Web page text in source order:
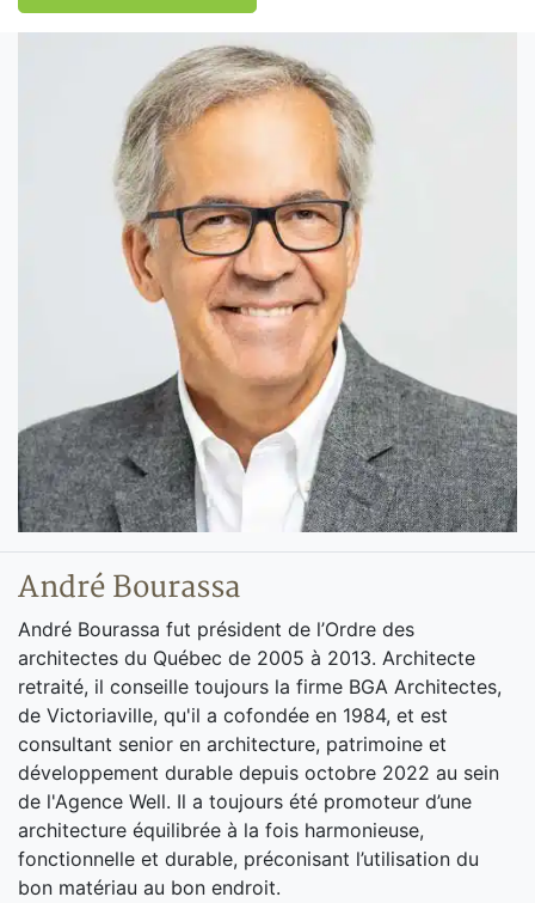
André Bourassa
André Bourassa fut président de l’Ordre des
architectes du Québec de 2005 à 2013. Architecte
retraité, il conseille toujours la firme BGA Architectes,
de Victoriaville, qu'il a cofondée en 1984, et est
consultant senior en architecture, patrimoine et
développement durable depuis octobre 2022 au sein
de l'Agence Well. Il a toujours été promoteur d’une
architecture équilibrée à la fois harmonieuse,
fonctionnelle et durable, préconisant l’utilisation du
bon matériau au bon endroit.